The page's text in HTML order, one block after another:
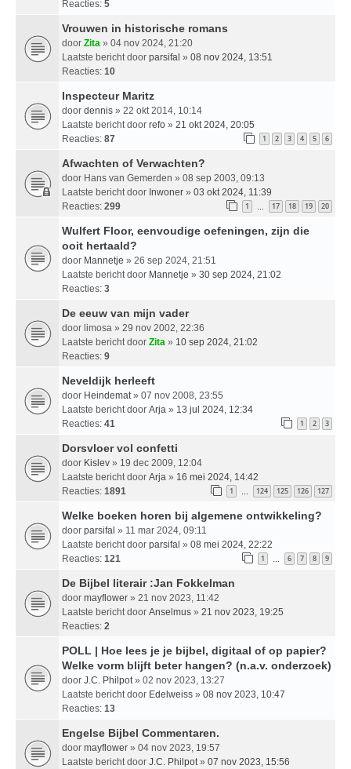
Reacties: 5
Vrouwen in historische romans
door Zita » 04 nov 2024, 21:20
Laatste bericht door parsifal » 08 nov 2024, 13:51
Reacties: 10
Inspecteur Maritz
door dennis » 22 okt 2014, 10:14
Laatste bericht door refo » 21 okt 2024, 20:05
Reacties: 87 1 2 3 4 5 6
Afwachten of Verwachten?
door Hans van Gemerden » 08 sep 2003, 09:13
Laatste bericht door Inwoner » 03 okt 2024, 11:39
Reacties: 299 1 … 17 18 19 20
Wulfert Floor, eenvoudige oefeningen, zijn die
ooit hertaald?
door Mannetje » 26 sep 2024, 21:51
Laatste bericht door Mannetje » 30 sep 2024, 21:02
Reacties: 3
De eeuw van mijn vader
door limosa » 29 nov 2002, 22:36
Laatste bericht door Zita » 10 sep 2024, 21:02
Reacties: 9
Neveldijk herleeft
door Heindemat » 07 nov 2008, 23:55
Laatste bericht door Arja » 13 jul 2024, 12:34
Reacties: 41 1 2 3
Dorsvloer vol confetti
door Kislev » 19 dec 2009, 12:04
Laatste bericht door Arja » 16 mei 2024, 14:42
Reacties: 1891 1 … 124 125 126 127
Welke boeken horen bij algemene ontwikkeling?
door parsifal » 11 mar 2024, 09:11
Laatste bericht door parsifal » 08 mei 2024, 22:22
Reacties: 121 1 … 6 7 8 9
De Bijbel literair :Jan Fokkelman
door mayflower » 21 nov 2023, 11:42
Laatste bericht door Anselmus » 21 nov 2023, 19:25
Reacties: 2
POLL | Hoe lees je je bijbel, digitaal of op papier?
Welke vorm blijft beter hangen? (n.a.v. onderzoek)
door J.C. Philpot » 02 nov 2023, 13:27
Laatste bericht door Edelweiss » 08 nov 2023, 10:47
Reacties: 13
Engelse Bijbel Commentaren.
door mayflower » 04 nov 2023, 19:57
Laatste bericht door J.C. Philpot » 07 nov 2023, 15:56